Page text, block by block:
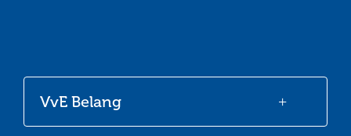
VvE Belang
Facebook